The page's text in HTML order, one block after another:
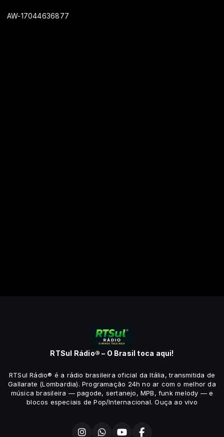
AW-17044636877
RTSul Rádio® – O Brasil toca aqui!
RTSul Rádio® é a rádio brasileira oficial da Itália, transmitida de
Gallarate (Lombardia). Programação 24h no ar com o melhor da
música brasileira — pagode, sertanejo, MPB, funk melody — e
blocos especiais de Pop/Internacional. Ouça ao vivo